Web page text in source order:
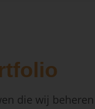
die wij beheren